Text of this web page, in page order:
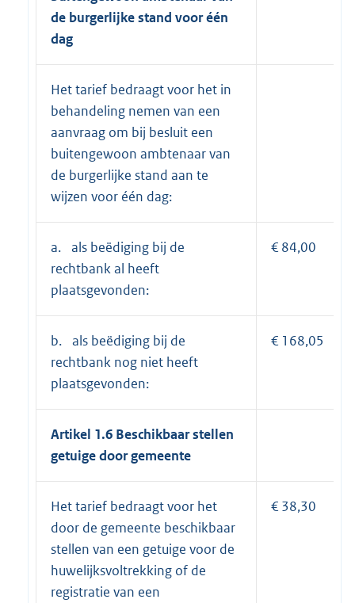
de burgerlijke stand voor één
dag
Het tarief bedraagt voor het in
behandeling nemen van een
aanvraag om bij besluit een
buitengewoon ambtenaar van
de burgerlijke stand aan te
wijzen voor één dag:
a. als beëdiging bij de
rechtbank al heeft
plaatsgevonden:
€ 84,00
b. als beëdiging bij de
rechtbank nog niet heeft
plaatsgevonden:
€ 168,05
Artikel 1.6 Beschikbaar stellen
getuige door gemeente
Het tarief bedraagt voor het
door de gemeente beschikbaar
stellen van een getuige voor de
huwelijksvoltrekking of de
registratie van een
€ 38,30